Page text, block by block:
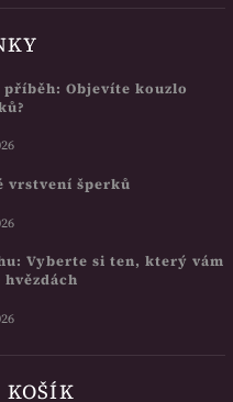
Objevíte kouzlo
vrstvení šperků
Vyberte si ten, který vám